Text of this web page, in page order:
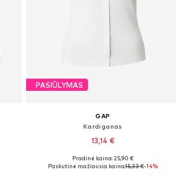
PASIŪLYMAS
GAP
Kardiganas
13,14 €
Galimi dydžiai: XS, S, M, L
Pradinė kaina: 25,90 €
Paskutinė mažiausia kaina:15,33 €-14%